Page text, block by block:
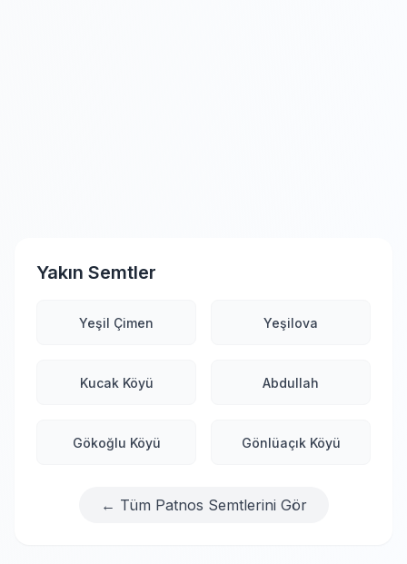
Yakın Semtler
Yeşil Çimen Yeşilova
Kucak Köyü Abdullah
Gökoğlu Köyü Gönlüaçık Köyü
← Tüm Patnos Semtlerini Gör